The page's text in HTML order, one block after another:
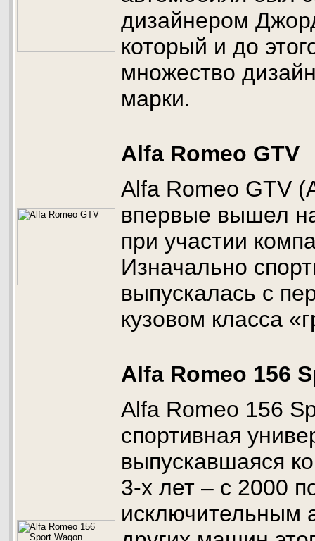
дизайнером
который и до
множество
марки.
Alfa Romeo GTV
Alfa Romeo GTV
впервые вышел
при участии
Изначально
выпускалась с
кузовом класса
Alfa Romeo 156
Alfa Romeo 156
спортивная
выпускавшаяся
3-х лет – с 2000
исключительным